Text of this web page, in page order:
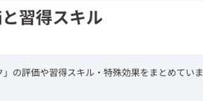
習得スキル
の評価や習得スキル・特殊効果をまとめていま